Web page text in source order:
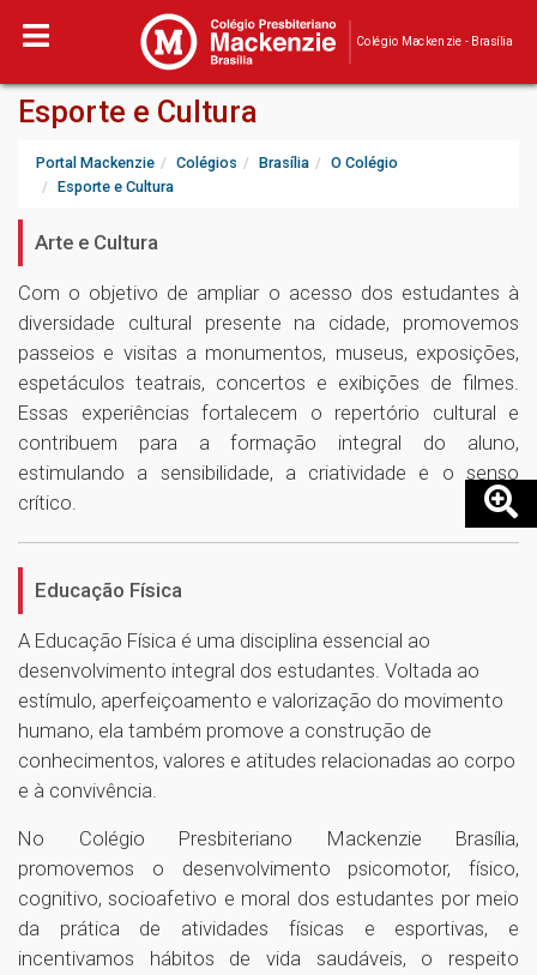
Colégio Mackenzie - Brasília
Esporte e Cultura
Portal Mackenzie Colégios Brasília
O Colégio
Esporte e Cultura
Arte e Cultura
Com o objetivo de ampliar o acesso dos estudantes à
diversidade cultural presente na cidade, promovemos
passeios e visitas a monumentos, museus, exposições,
espetáculos teatrais, concertos e exibições de filmes.
Essas experiências fortalecem o repertório cultural e
contribuem para a formação integral do aluno,
estimulando a sensibilidade, a criatividade e o senso
crítico.
Educação Física
A Educação Física é uma disciplina essencial ao
desenvolvimento integral dos estudantes. Voltada ao
estímulo, aperfeiçoamento e valorização do movimento
humano, ela também promove a construção de
conhecimentos, valores e atitudes relacionadas ao corpo
e à convivência.
No Colégio Presbiteriano Mackenzie Brasília,
promovemos o desenvolvimento psicomotor, físico,
cognitivo, socioafetivo e moral dos estudantes por meio
da prática de atividades físicas e esportivas, e
incentivamos hábitos de vida saudáveis, o respeito